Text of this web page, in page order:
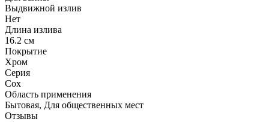
Выдвижной излив
Нет
Длина излива
16.2 см
Покрытие
Хром
Серия
Cox
Область применения
Бытовая, Для общественных мест
Отзывы